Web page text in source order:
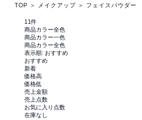
TOP ＞ メイクアップ ＞ フェイスパウダー
11件
商品カラー全色
商品カラー一色
商品カラー全色
表示順: おすすめ
おすすめ
新着
価格高
価格低
売上金額
売上点数
お気に入り点数
在庫なし